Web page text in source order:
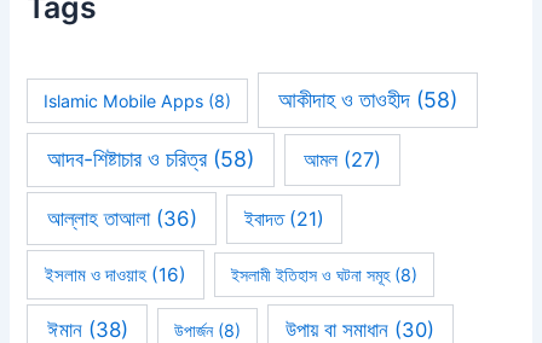
Tags
Islamic Mobile Apps (8) আকীদাহ ও তাওহীদ(58)
আদব-শিষ্টাচার ও চরিত্র(58) আমল(27)
আল্লাহ তাআলা(36) ইবাদত(21)
ইসলাম ও দাওয়াহ (16) ইসলামী ইতিহাস ও ঘটনা সমূহ(8)
ঈমান(38) উপার্জন(8) উপায় বা সমাধান (30)